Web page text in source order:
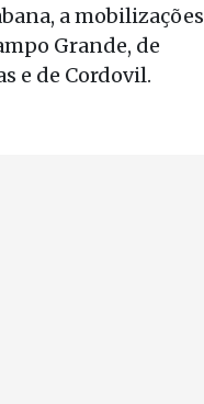
a mobilizações
Grande, de
e de Cordovil.